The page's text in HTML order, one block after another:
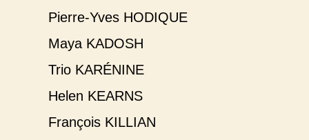
Pierre-Yves HODIQUE
Maya KADOSH
Trio KARÉNINE
Helen KEARNS
François KILLIAN